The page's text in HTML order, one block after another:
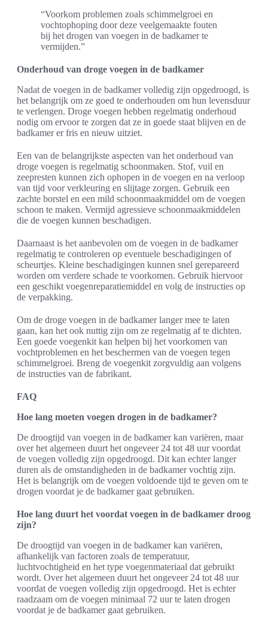
“Voorkom problemen zoals schimmelgroei en
vochtophoping door deze veelgemaakte fouten
bij het drogen van voegen in de badkamer te
vermijden.”
Onderhoud van droge voegen in de badkamer
Nadat de voegen in de badkamer volledig zijn opgedroogd, is
het belangrijk om ze goed te onderhouden om hun levensduur
te verlengen. Droge voegen hebben regelmatig onderhoud
nodig om ervoor te zorgen dat ze in goede staat blijven en de
badkamer er fris en nieuw uitziet.
Een van de belangrijkste aspecten van het onderhoud van
droge voegen is regelmatig schoonmaken. Stof, vuil en
zeepresten kunnen zich ophopen in de voegen en na verloop
van tijd voor verkleuring en slijtage zorgen. Gebruik een
zachte borstel en een mild schoonmaakmiddel om de voegen
schoon te maken. Vermijd agressieve schoonmaakmiddelen
die de voegen kunnen beschadigen.
Daarnaast is het aanbevolen om de voegen in de badkamer
regelmatig te controleren op eventuele beschadigingen of
scheurtjes. Kleine beschadigingen kunnen snel gerepareerd
worden om verdere schade te voorkomen. Gebruik hiervoor
een geschikt voegenreparatiemiddel en volg de instructies op
de verpakking.
Om de droge voegen in de badkamer langer mee te laten
gaan, kan het ook nuttig zijn om ze regelmatig af te dichten.
Een goede voegenkit kan helpen bij het voorkomen van
vochtproblemen en het beschermen van de voegen tegen
schimmelgroei. Breng de voegenkit zorgvuldig aan volgens
de instructies van de fabrikant.
FAQ
Hoe lang moeten voegen drogen in de badkamer?
De droogtijd van voegen in de badkamer kan variëren, maar
over het algemeen duurt het ongeveer 24 tot 48 uur voordat
de voegen volledig zijn opgedroogd. Dit kan echter langer
duren als de omstandigheden in de badkamer vochtig zijn.
Het is belangrijk om de voegen voldoende tijd te geven om te
drogen voordat je de badkamer gaat gebruiken.
Hoe lang duurt het voordat voegen in de badkamer droog
zijn?
De droogtijd van voegen in de badkamer kan variëren,
afhankelijk van factoren zoals de temperatuur,
luchtvochtigheid en het type voegenmateriaal dat gebruikt
wordt. Over het algemeen duurt het ongeveer 24 tot 48 uur
voordat de voegen volledig zijn opgedroogd. Het is echter
raadzaam om de voegen minimaal 72 uur te laten drogen
voordat je de badkamer gaat gebruiken.